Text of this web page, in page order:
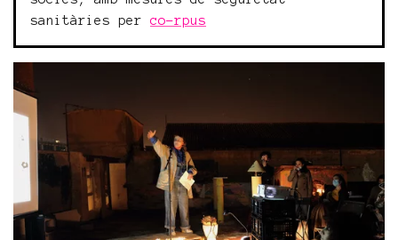
sanitàries per co-rpus